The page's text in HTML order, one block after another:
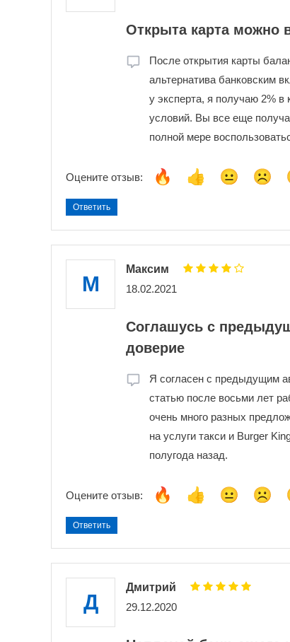
Открыта карта можно
После открытия карты
альтернатива банковским
у эксперта, я получаю 2%
условий. Вы все еще
полной мере
Оцените отзыв:
Ответить
М
Максим
18.02.2021
Соглашусь с
доверие
Я согласен с предыдущим
статью после восьми лет
очень много разных
на услуги такси и Burger
полугода назад.
Оцените отзыв:
Ответить
Д
Дмитрий
29.12.2020